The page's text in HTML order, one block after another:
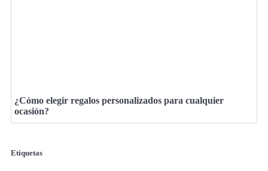
¿Cómo elegir regalos personalizados para cualquier
ocasión?
Etiquetas